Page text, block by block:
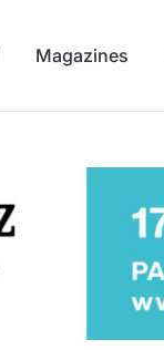
Magazines